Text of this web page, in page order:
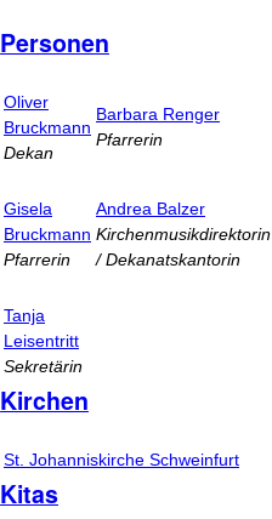
Personen
Oliver
Bruckmann
Dekan
Barbara Renger
Pfarrerin
Gisela
Bruckmann
Pfarrerin
Andrea Balzer
Kirchenmusikdirektorin
/ Dekanatskantorin
Tanja
Leisentritt
Sekretärin
Kirchen
St. Johanniskirche Schweinfurt
Kitas